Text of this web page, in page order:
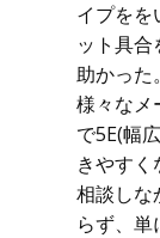
イプをを
ット具
助かった。
様々なメ
で5E(幅
きやす
相談しな
らず、